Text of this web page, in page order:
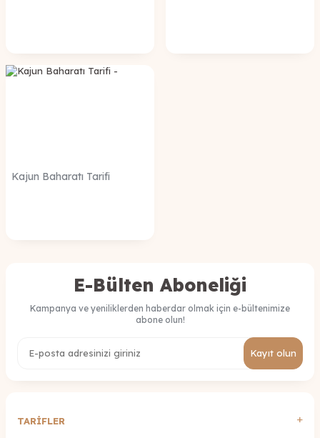
Kajun Baharatı Tarifi
E-Bülten Aboneliği
Kampanya ve yeniliklerden haberdar olmak için e-bültenimize
abone olun!
Kayıt olun
TARİFLER